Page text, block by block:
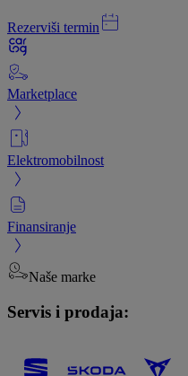
Rezerviši termin
Marketplace
Elektromobilnost
Finansiranje
Naše marke
Servis i prodaja: